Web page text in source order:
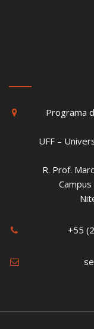
Programa
UFF –
R. Prof.
+55